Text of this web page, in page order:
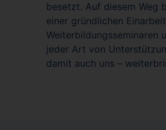
besetzt. Auf diesem Weg
einer gründlichen
Weiterbildungsseminaren
jeder Art von
damit auch uns –